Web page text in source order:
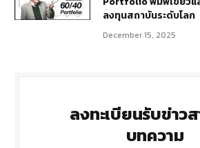
ลงทุนสถาบันระดับโลก
December 15, 2025
ลงทะเบียนรับข่าว
บทความ